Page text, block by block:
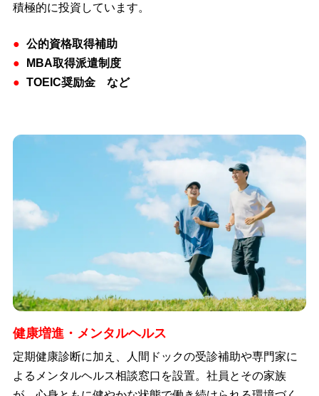
積極的に投資しています。
公的資格取得補助
MBA取得派遣制度
TOEIC奨励金 など
健康増進・メンタルヘルス
定期健康診断に加え、人間ドックの受診補助や専門家に
よるメンタルヘルス相談窓口を設置。社員とその家族